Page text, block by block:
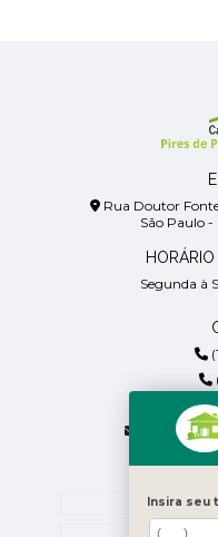
Rua Doutor
São Paulo
Segunda à
Insira seu